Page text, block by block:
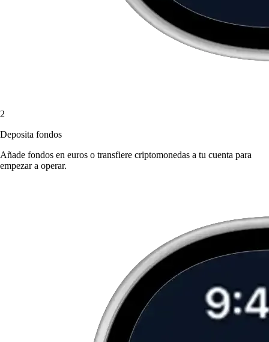
2
Deposita fondos
Añade fondos en euros o transfiere criptomonedas a tu cuenta para
empezar a operar.